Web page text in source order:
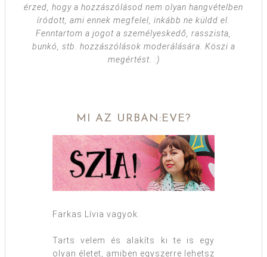
érzed, hogy a hozzászólásod nem olyan hangvételben
íródott, ami ennek megfelel, inkább ne küldd el.
Fenntartom a jogot a személyeskedő, rasszista,
bunkó, stb. hozzászólások moderálására. Köszi a
megértést. :)
MI AZ URBAN:EVE?
Farkas Lívia vagyok.
Tarts velem és alakíts ki te is egy
olyan életet, amiben egyszerre lehetsz